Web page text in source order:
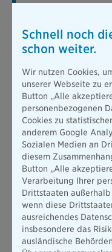
Zum
Sicherheit und
können
Ihr Vorteil: ein fester
dem Kundinnen und
Denn wir sind:
persönlich:Bei uns
Dieses Gefühl wollen
Kunden vermitteln.
verlässlich:Unsere
Schnell noch
schon weiter.
Wir nutzen Cookies,
unserer Webseite zu
Button „Alle
personenbezogenen
Cookies zu
anderem Google
Sozialen Medien an
diesem
Button „Alle
Verarbeitung Ihrer
Drittstaaten
wenn diese
ausreichendes
insbesondere das
ausländische